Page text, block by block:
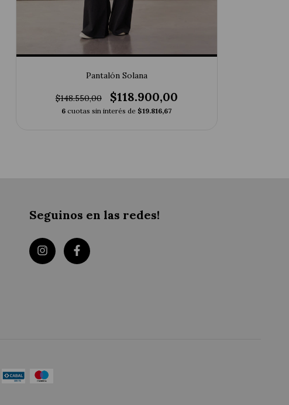
Pantalón Solana
$148.550,00 $118.900,00
6 cuotas sin interés de $19.816,67
Seguinos en las redes!